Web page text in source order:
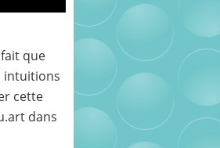
que
intuitions
cette
dans